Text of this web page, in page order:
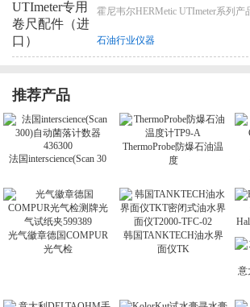
霍尼韦尔HERMetic UTImeter系列
石油行业仪器
推荐产品
法国interscience(Scan 30
ThermoProbe防爆石油温
度
光气徽章德国COMPUR
光气检
韩国TANKTECH油水界
面仪TK
意